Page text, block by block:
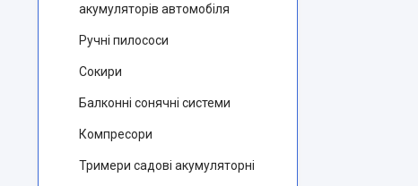
акумуляторів автомобіля
Ручні пилососи
Сокири
Балконні сонячні системи
Компресори
Тримери садові акумуляторні